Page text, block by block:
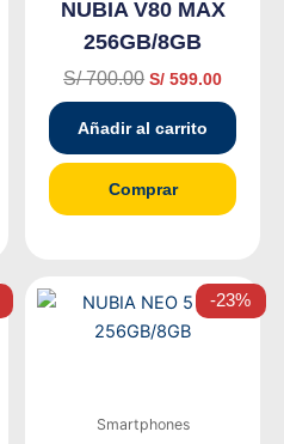
NUBIA V80 MAX
256GB/8GB
S/700.00 S/ 599.00
Añadir al carrito
Comprar
-23%
Smartphones
precio
original
El
precio